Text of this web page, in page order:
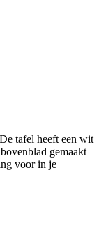
tafel heeft een wit
gemaakt
voor in je